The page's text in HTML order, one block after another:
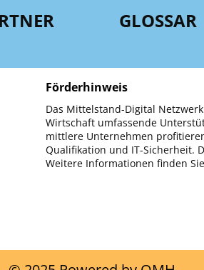
GLOSSAR
Förderhinweis
Das Mittelstand-Digital
Wirtschaft umfassende
mittlere Unternehmen
Qualifikation und IT-Sicherheit.
Weitere Informationen finden